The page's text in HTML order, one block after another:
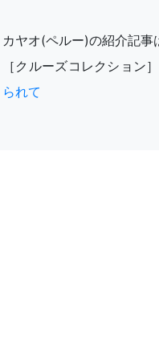
カヤオ(ペルー)の紹介記事
［クルーズコレクション］
られて